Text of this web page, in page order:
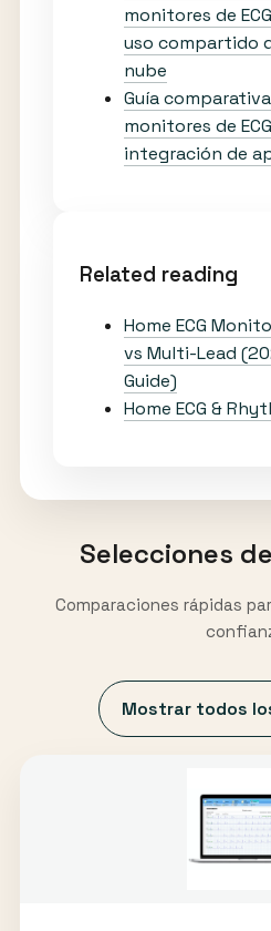
monitores de
uso compartido
nube
Guía
monitores de
integración de
Related reading
Home ECG
vs Multi-Lead
Guide)
Home ECG &
Selecciones
Comparaciones rápidas
Mostrar todos